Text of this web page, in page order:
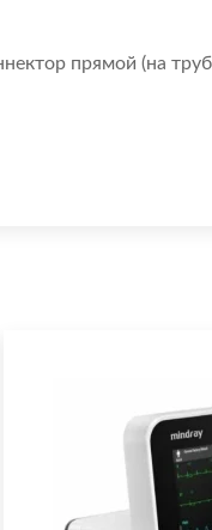
прямой (на